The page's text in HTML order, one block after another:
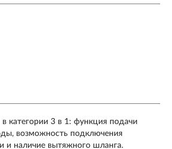
категории 3 в 1: функция подачи
возможность подключения
и наличие вытяжного шланга.